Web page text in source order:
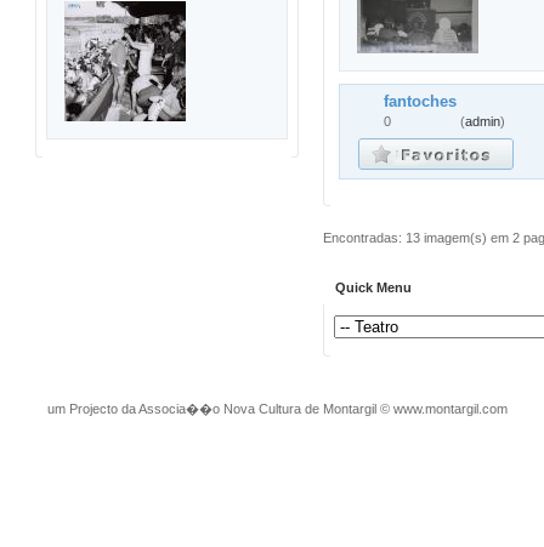
fantoches
0 (admin)
Encontradas: 13 imagem(s) em 2
Quick Menu
um Projecto da Associa��o Nova Cultura de Montargil©www.montargil.com